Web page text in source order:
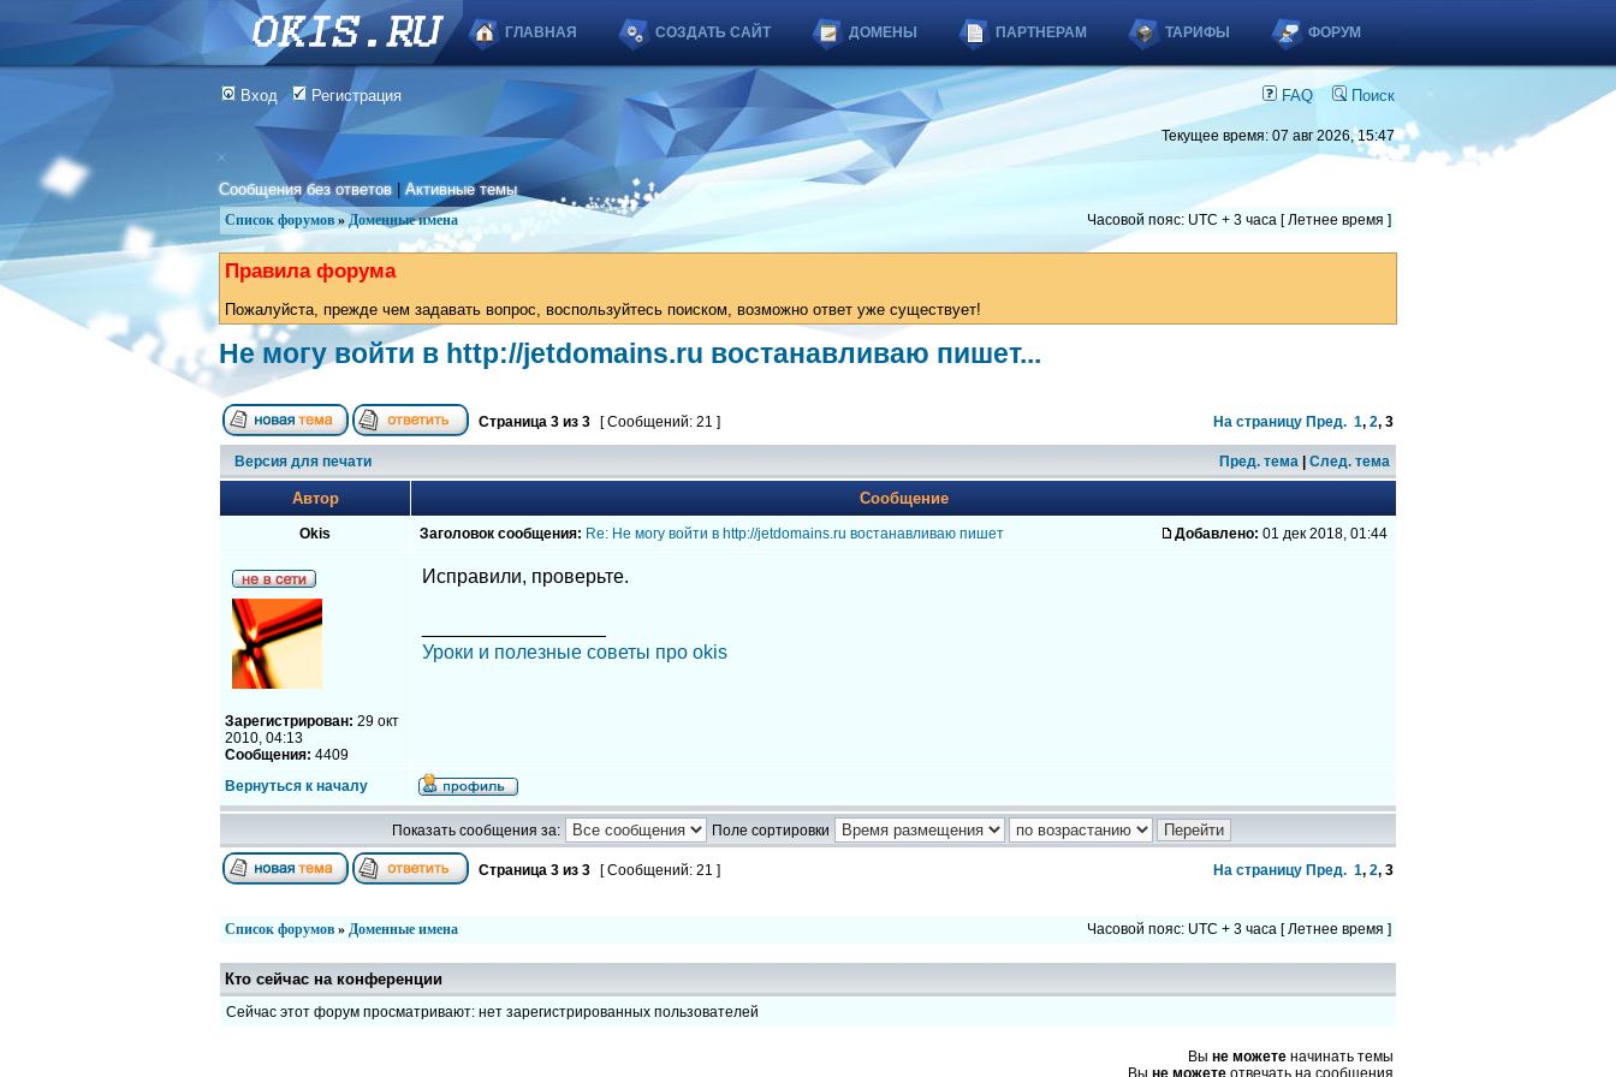
ГЛАВНАЯ СОЗДАТЬ САЙТ ДОМЕНЫ ПАРТНЕРАМ ТАРИФЫ ФОРУМ
Вход Регистрация FAQ Поиск
Текущее время: 07 авг 2026, 15:47
Сообщения без ответов |Активные темы
Список форумов » Доменные имена Часовой пояс: UTC + 3 часа [ Летнее время ]
Правила форума
Пожалуйста, прежде чем задавать вопрос, воспользуйтесь поиском, возможно ответ уже существует!
Не могу войти в http://jetdomains.ru востанавливаю пишет...
Страница 3 из 3 [ Сообщений: 21 ] На страницу Пред. 1, 2, 3
Версия для печати Пред. тема След. тема
Автор Сообщение
Okis Заголовок сообщения: Re: Не могу войти в http://jetdomains.ru востанавливаю пишет Добавлено: 01 дек 2018, 01:44
Зарегистрирован: 29 окт
2010, 04:13
Сообщения: 4409
Исправили, проверьте.
Уроки и полезные советы про okis
Вернуться к началу
Показать сообщения за: Поле сортировки
Страница 3 из 3 [ Сообщений: 21 ] На страницу Пред. 1, 2, 3
Список форумов » Доменные имена Часовой пояс: UTC + 3 часа [ Летнее время ]
Кто сейчас на конференции
Сейчас этот форум просматривают: нет зарегистрированных пользователей
Вы не можете начинать темы
Вы не можете отвечать на сообщения